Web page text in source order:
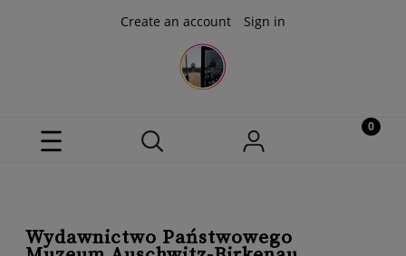
Create an account Sign in
Wydawnictwo Państwowego